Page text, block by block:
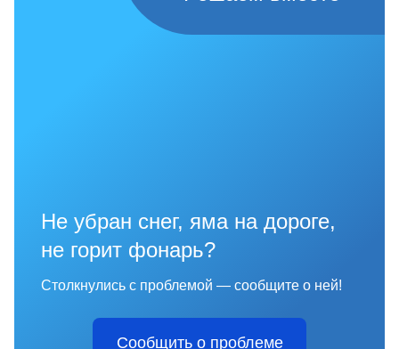
Не убран снег, яма на дороге,
не горит фонарь?
Столкнулись с проблемой — сообщите о ней!
Сообщить о проблеме